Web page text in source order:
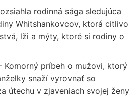
rodinná sága sledujúca
Whitshankovcov, ktorá citlivo
lži a mýty, ktoré si rodiny o
Komorný príbeh o mužovi, ktorý
snaží vyrovnať so
útechu v zjaveniach svojej ženy